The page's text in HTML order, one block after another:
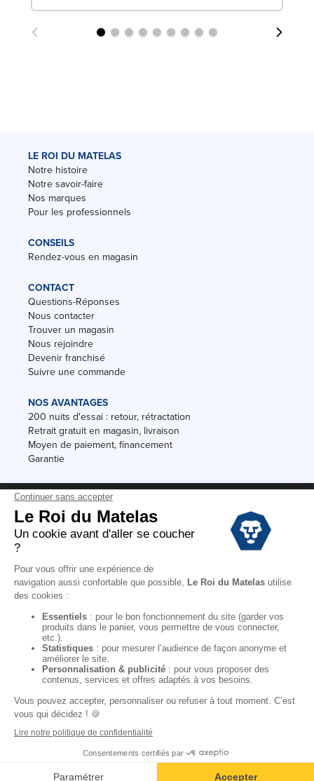
LE ROI DU MATELAS
Notre histoire
Notre savoir-faire
Nos marques
Pour les professionnels
CONSEILS
Rendez-vous en magasin
CONTACT
Questions-Réponses
Nous contacter
Trouver un magasin
Nous rejoindre
Devenir franchisé
Suivre une commande
NOS AVANTAGES
200 nuits d'essai : retour, rétractation
Retrait gratuit en magasin, livraison
Moyen de paiement, financement
Garantie
Conditions des offres
Black Friday
Destockage
Conditions Générales de vente magasin
Mentions Légales
Données personnelles
Codes promo Le Roi du Matelas
Copyright © 2022. All rights reserved.